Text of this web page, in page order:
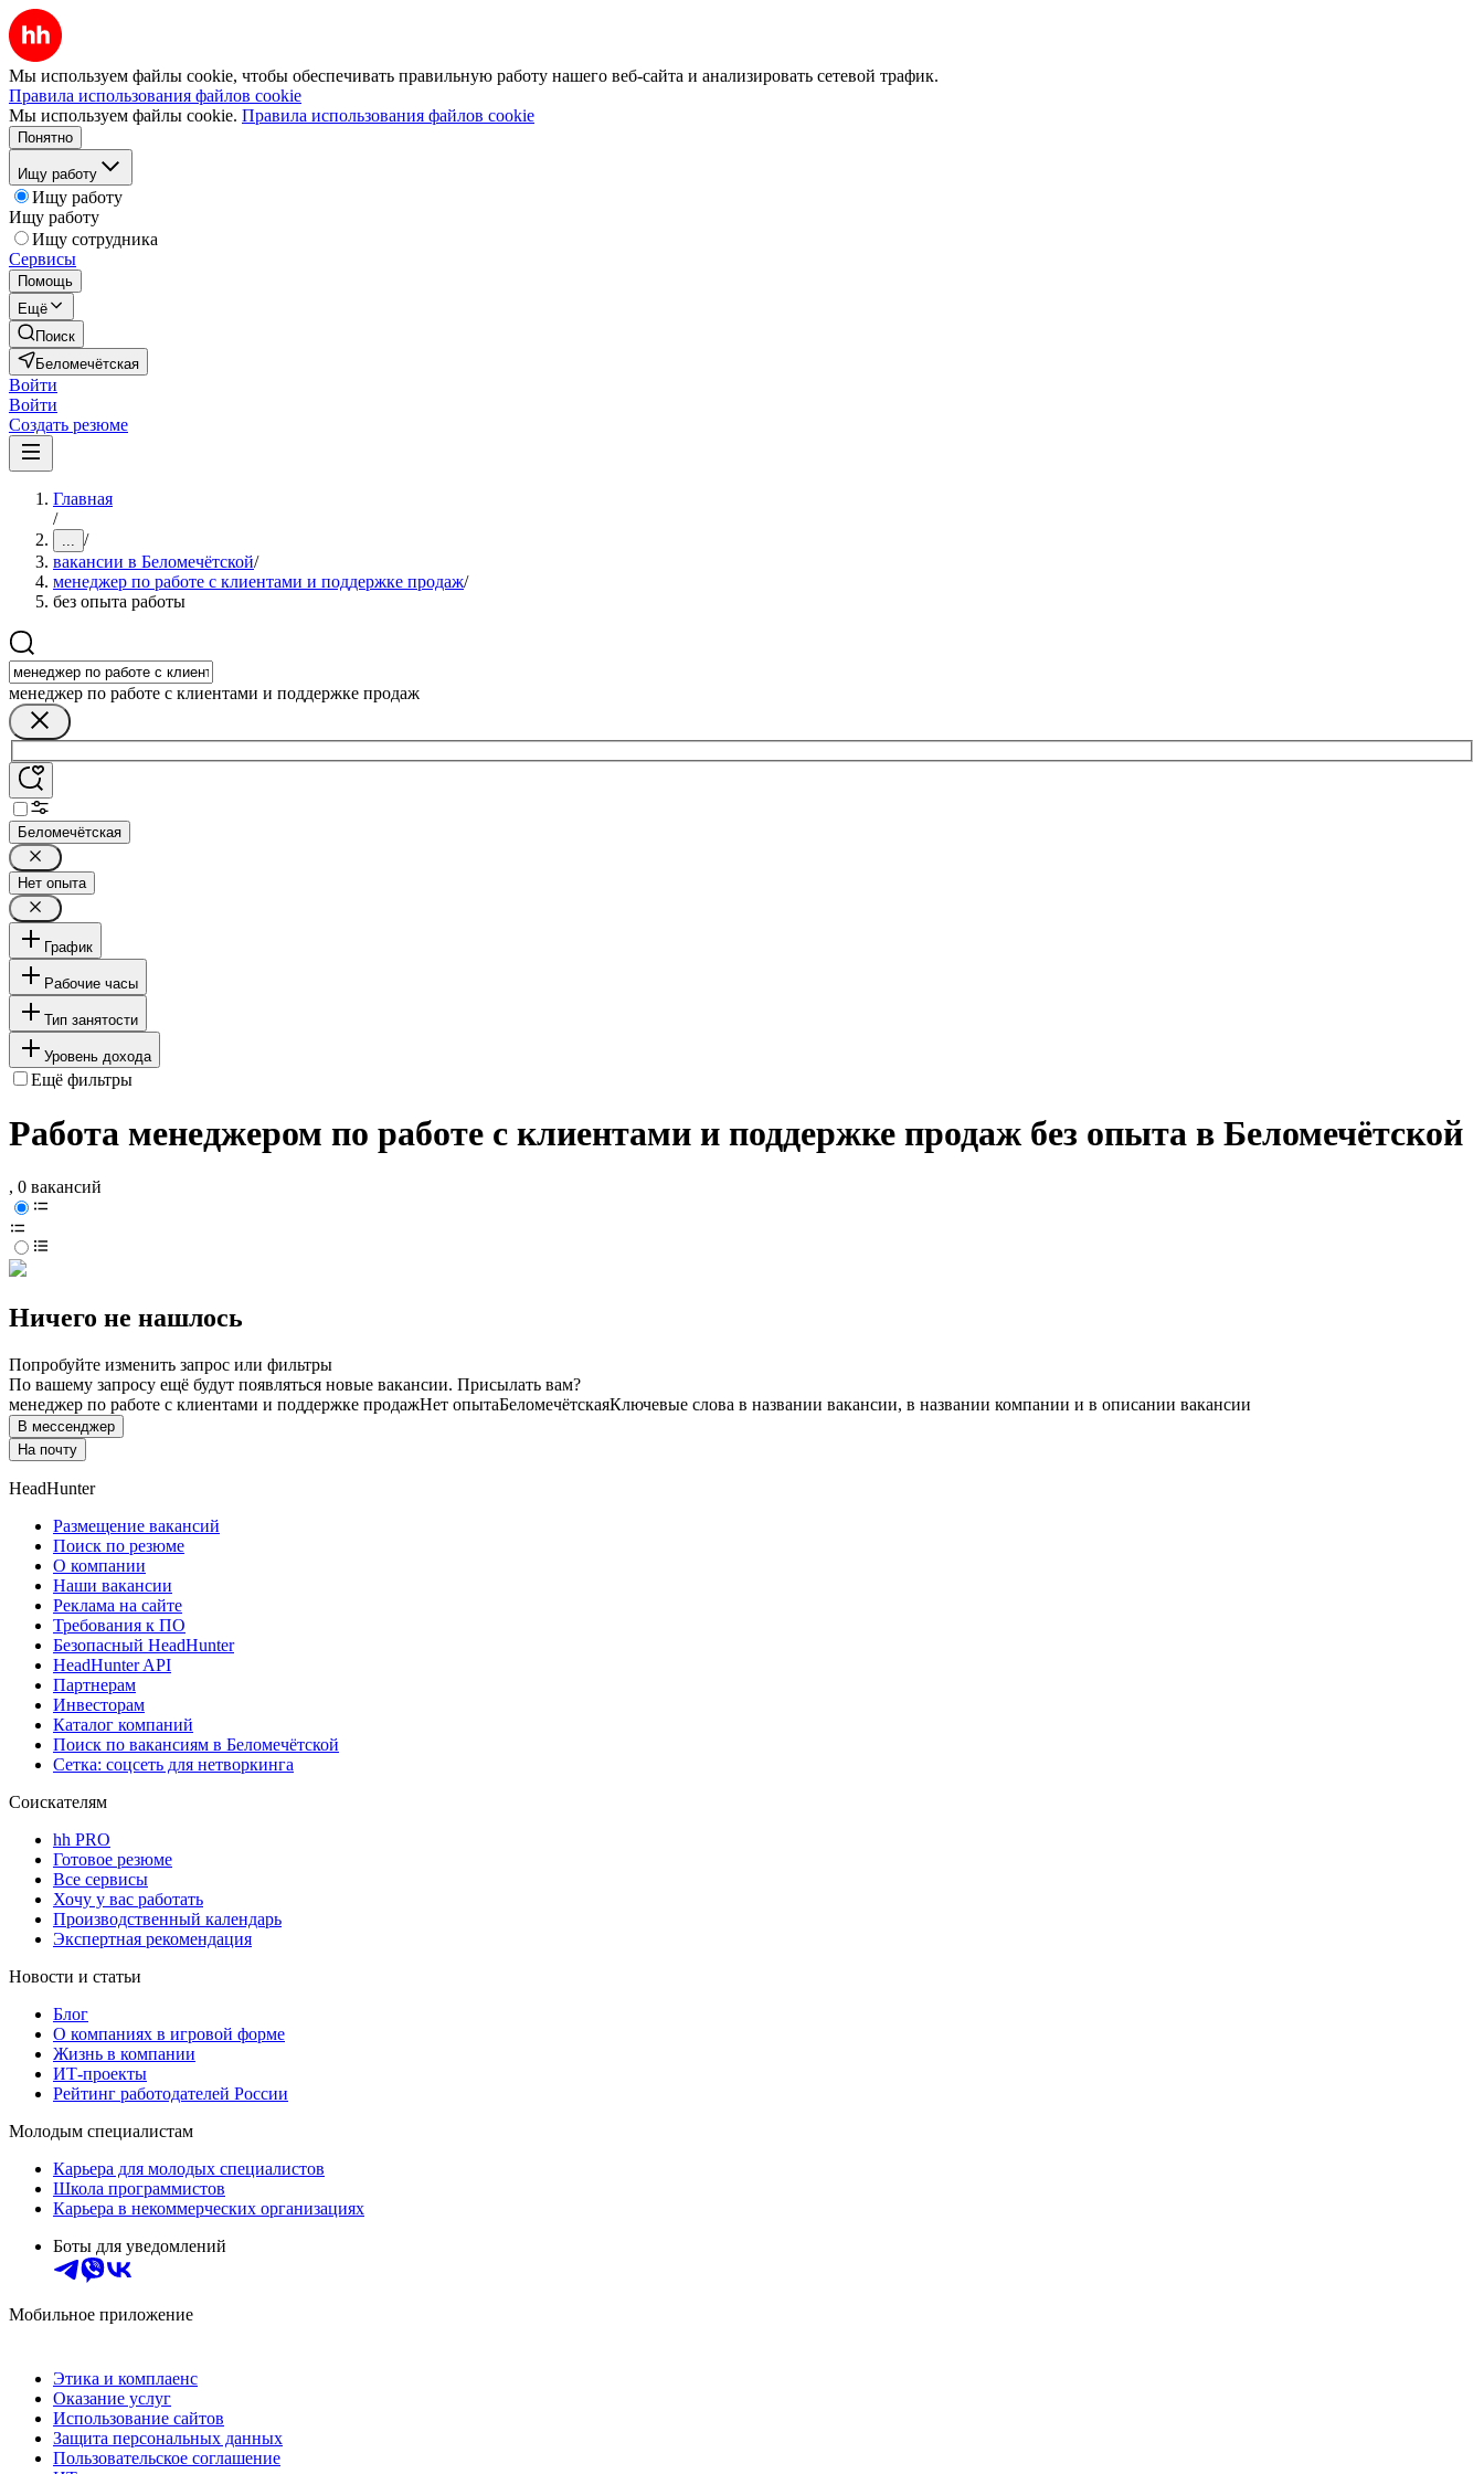
Мы используем файлы cookie, чтобы обеспечивать правильную работу нашего веб-сайта и анализировать сетевой трафик.
Правила использования файлов cookie
Мы используем файлы cookie. Правила использования файлов cookie
Понятно
Ищу работу
Ищу работу
Ищу работу
Ищу сотрудника
Сервисы
Помощь
Ещё
Поиск
Беломечётская
Войти
Войти
Создать резюме
Главная
/
... /
вакансии в Беломечётской/
менеджер по работе с клиентами и поддержке продаж/
без опыта работы
менеджер по работе с клиентами и поддержке продаж
Беломечётская
Нет опыта
График
Рабочие часы
Тип занятости
Уровень дохода
Ещё фильтры
Работа менеджером по работе с клиентами и поддержке продаж без опыта в Беломечётской
, 0 вакансий
Ничего не нашлось
Попробуйте изменить запрос или фильтры
По вашему запросу ещё будут появляться новые вакансии. Присылать вам?
менеджер по работе с клиентами и поддержке продажНет опытаБеломечётскаяКлючевые слова в названии вакансии, в названии компании и в описании вакансии
В мессенджер
На почту
HeadHunter
Размещение вакансий
Поиск по резюме
О компании
Наши вакансии
Реклама на сайте
Требования к ПО
Безопасный HeadHunter
HeadHunter API
Партнерам
Инвесторам
Каталог компаний
Поиск по вакансиям в Беломечётской
Сетка: соцсеть для нетворкинга
Соискателям
hh PRO
Готовое резюме
Все сервисы
Хочу у вас работать
Производственный календарь
Экспертная рекомендация
Новости и статьи
Блог
О компаниях в игровой форме
Жизнь в компании
ИТ-проекты
Рейтинг работодателей России
Молодым специалистам
Карьера для молодых специалистов
Школа программистов
Карьера в некоммерческих организациях
Боты для уведомлений
Мобильное приложение
Этика и комплаенс
Оказание услуг
Использование сайтов
Защита персональных данных
Пользовательское соглашение